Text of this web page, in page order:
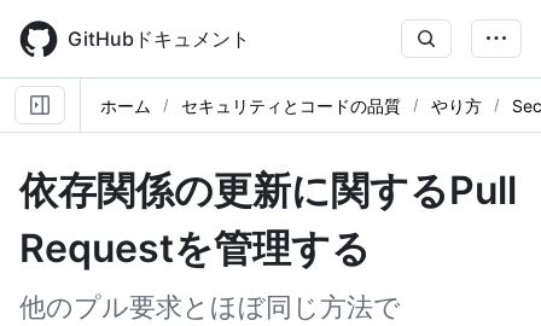
main
content
GitHubドキュメント
ホーム セキュリティとコードの品質 やり方
依存関係の更新に関するPull
Requestを管理する
他のプル要求とほぼ同じ方法で